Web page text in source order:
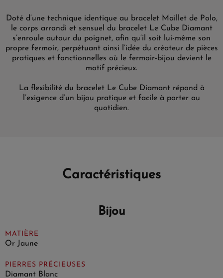
Doté d’une technique identique au bracelet Maillet de Polo,
le corps arrondi et sensuel du bracelet Le Cube Diamant
s’enroule autour du poignet, afin qu’il soit lui-même son
propre fermoir, perpétuant ainsi l’idée du créateur de pièces
pratiques et fonctionnelles où le fermoir-bijou devient le
motif précieux.
La flexibilité du bracelet Le Cube Diamant répond à
l’exigence d’un bijou pratique et facile à porter au
quotidien.
Caractéristiques
Bijou
MATIÈRE
Or Jaune
PIERRES PRÉCIEUSES
Diamant Blanc